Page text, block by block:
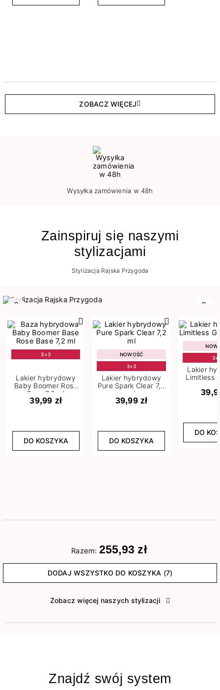
ZOBACZ WIĘCEJ
Wysyłka zamówienia w 48h
Zainspiruj się naszymi
stylizacjami
Stylizacja Rajska Przygoda
3+3
Lakier hybrydowy
Baby Boomer Rose
Base 7,2 ml
39,99 zł
DO KOSZYKA
NOWOŚĆ
3+3
Lakier hybrydowy
Pure Spark Clear 7,2
ml
39,99 zł
DO KOSZYKA
Lakier
Limitless
DO
Razem: 255,93 zł
DODAJ WSZYSTKO DO KOSZYKA (7)
Zobacz więcej naszych stylizacji
Znajdź swój system